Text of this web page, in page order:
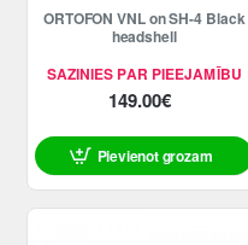
SAZINIES PAR PIEEJAMĪBU
ORTOFON VNL on SH-4 Black
headshell
149.00€
Pievienot grozam